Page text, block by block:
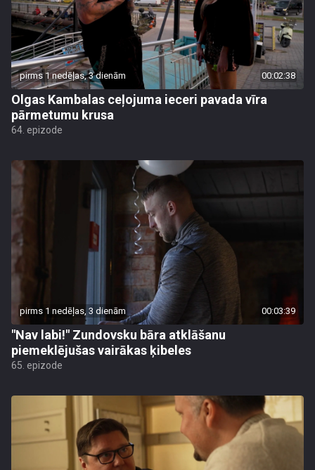
pirms 1 nedēļas, 3 dienām 00:02:38
Olgas Kambalas ceļojuma ieceri pavada vīra
pārmetumu krusa
64. epizode
pirms 1 nedēļas, 3 dienām 00:03:39
"Nav labi!" Zundovsku bāra atklāšanu
piemeklējušas vairākas ķibeles
65. epizode